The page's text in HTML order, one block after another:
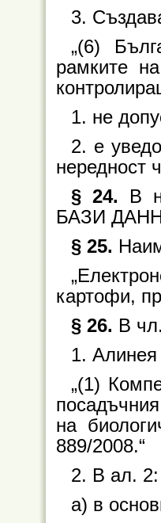
3.
„(6)
рамките
1. не
2. е
нередност
§ 24. В
БАЗИ
§ 25.
картофи,
§ 26. В
1. Алинея
„(1)
на
889/2008.“
2. В ал. 2:
а) в